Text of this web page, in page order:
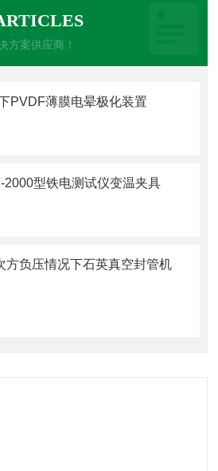
方案供应商！
PVDF薄膜电晕极化装置
2000型铁电测试仪变温夹具
方负压情况下石英真空封管机